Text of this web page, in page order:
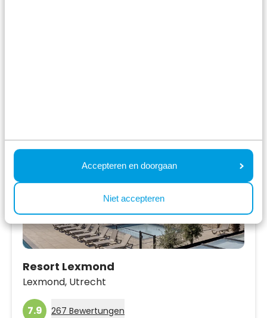
Accepteren en doorgaan
Niet accepteren
Resort Lexmond
Lexmond, Utrecht
7.9 267 Bewertungen